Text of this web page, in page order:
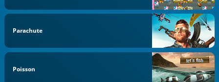
Parachute
Poisson